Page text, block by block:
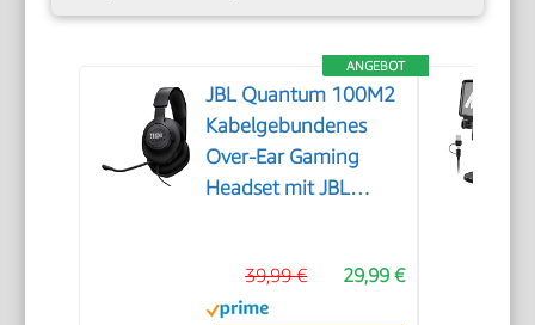
ANGEBOT
JBL Quantum 100M2
Kabelgebundenes
Over-Ear Gaming
Headset mit JBL
Klinke, Multi-
Plattform-
29,99 €
39,99 €